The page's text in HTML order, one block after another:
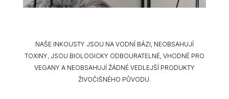
NAŠE INKOUSTY JSOU NA VODNÍ BÁZI, NEOBSAHUJÍ
TOXINY, JSOU BIOLOGICKY ODBOURATELNÉ, VHODNÉ PRO
VEGANY A NEOBSAHUJÍ ŽÁDNÉ VEDLEJŠÍ PRODUKTY
ŽIVOČIŠNÉHO PŮVODU.